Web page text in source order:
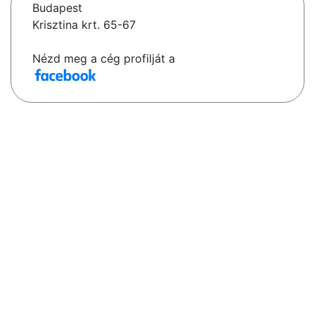
Budapest
Krisztina krt. 65-67
Nézd meg a cég profilját a